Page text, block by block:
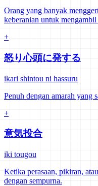
Orang yang banyak
keberanian untuk
+
怒り心頭に発する
ikari shintou ni hassuru
Penuh dengan amarah yang
+
意気投合
iki tougou
Ketika perasaan, pikiran,
dengan sempurna.